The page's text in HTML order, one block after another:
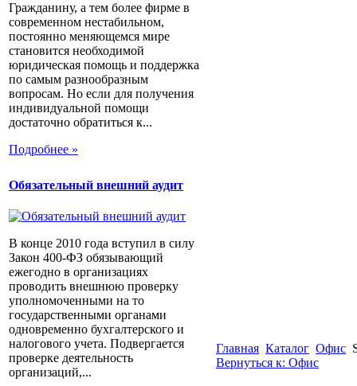
Гражданину, а тем более фирме в
современном нестабильном,
постоянно меняющемся мире
становится необходимой
юридическая помощь и поддержка
по самым разнообразным
вопросам. Но если для получения
индивидуальной помощи
достаточно обратиться к...
Подробнее »
Обязательный внешний аудит
В конце 2010 года вступил в силу
Закон 400-ФЗ обязывающий
ежегодно в организациях
проводить внешнюю проверку
уполномоченными на то
государственными органами
одновременно бухгалтерского и
налогового учета. Подвергается
проверке деятельность
организаций,...
Главная Каталог Офис
Вернуться к: Офис